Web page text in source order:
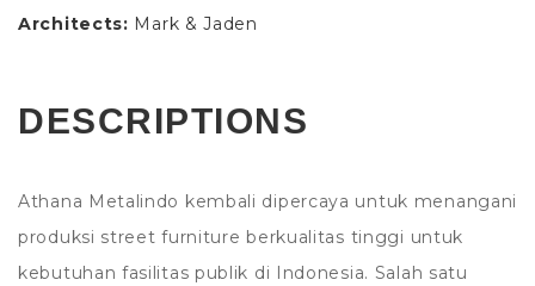
Architects: Mark & Jaden
DESCRIPTIONS
Athana Metalindo kembali dipercaya untuk menangani
produksi street furniture berkualitas tinggi untuk
kebutuhan fasilitas publik di Indonesia. Salah satu